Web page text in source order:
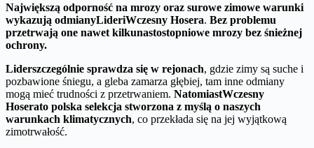
Największą odporność na mrozy oraz surowe zimowe warunki
wykazują odmianyLideriWczesny Hosera. Bez problemu
przetrwają one nawet kilkunastostopniowe mrozy bez śnieżnej
ochrony.
Liderszczególnie sprawdza się w rejonach, gdzie zimy są suche i
pozbawione śniegu, a gleba zamarza głębiej, tam inne odmiany
mogą mieć trudności z przetrwaniem. NatomiastWczesny
Hoserato polska selekcja stworzona z myślą o naszych
warunkach klimatycznych, co przekłada się na jej wyjątkową
zimotrwałość.